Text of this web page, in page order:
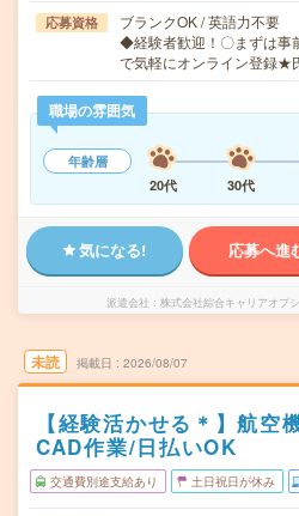
応募資格
ブランクOK / 英語力不要
◆経験者歓迎！〇まずは事
で気軽にオンライン登録★
職場の雰囲気
年齢層
20代
30代
気になる! 応募へ進
派遣会社 株式会社綜合キャリアオプ
未読 掲載日 2026/08/07
【経験活かせる＊】航空
CAD作業/日払いOK
交通費別途支給あり 土日祝日が休み